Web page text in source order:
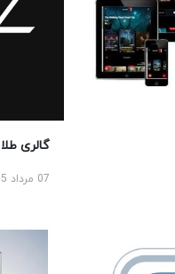
گالری طلا
07 مرداد 1405